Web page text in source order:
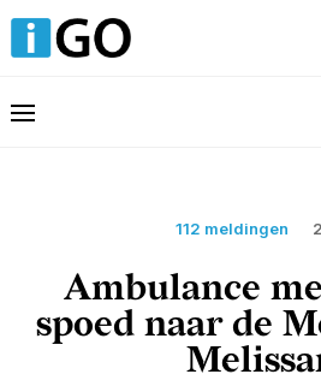
112 meldingen
Ambulance
spoed naar de